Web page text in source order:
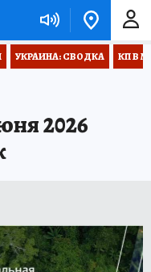
УКРАИНА: СВОДКА КП В
2026